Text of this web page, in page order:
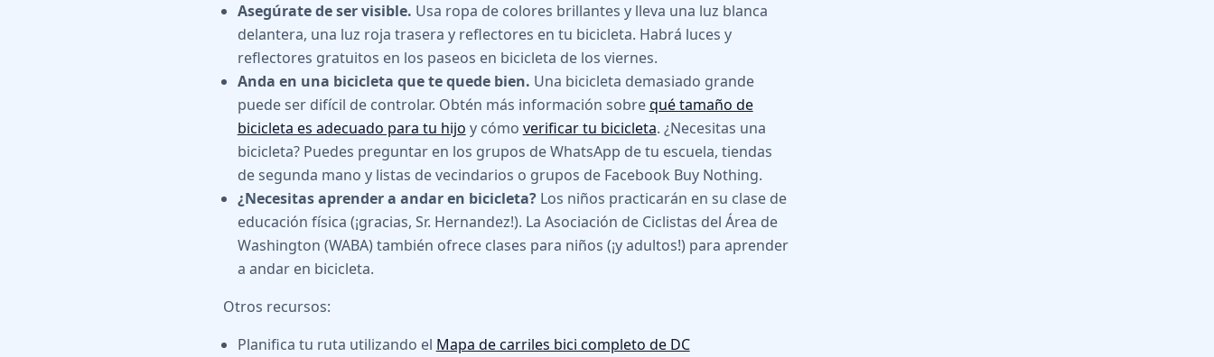
Asegúrate de ser visible. Usa ropa de colores brillantes y lleva una luz blanca
delantera, una luz roja trasera y reflectores en tu bicicleta. Habrá luces y
reflectores gratuitos en los paseos en bicicleta de los viernes.
Anda en una bicicleta que te quede bien. Una bicicleta demasiado grande
puede ser difícil de controlar. Obtén más información sobrequé tamaño de
bicicleta es adecuado para tu hijo y cómo verificar tu bicicleta. ¿Necesitas una
bicicleta? Puedes preguntar en los grupos de WhatsApp de tu escuela, tiendas
de segunda mano y listas de vecindarios o grupos de Facebook Buy Nothing.
¿Necesitas aprender a andar en bicicleta?Los niños practicarán en su clase de
educación física (¡gracias, Sr. Hernandez!). La Asociación de Ciclistas del Área de
Washington (WABA) también ofrece clases para niños (¡y adultos!) para aprender
a andar en bicicleta.
Otros recursos:
Planifica tu ruta utilizando el Mapa de carriles bici completo de DC